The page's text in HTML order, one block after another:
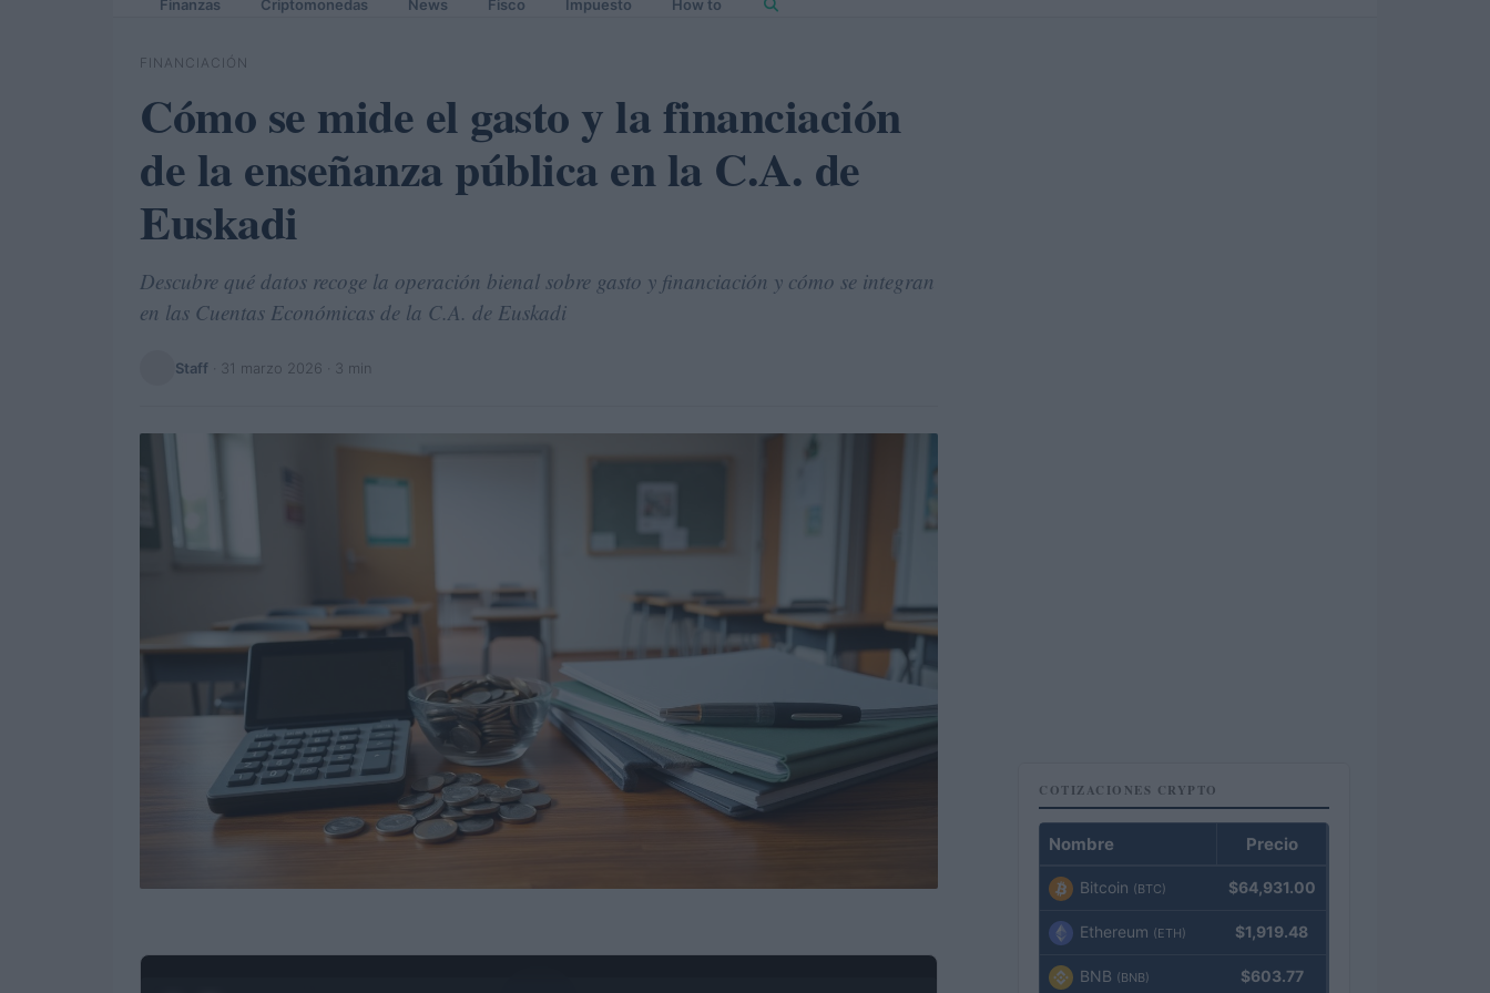
Finanzas Criptomonedas News Fisco Impuesto How to
FINANCIACIÓN
Cómo se mide el gasto y la financiación
de la enseñanza pública en la C.A. de
Euskadi
Descubre qué datos recoge la operación bienal sobre gasto y financiación y cómo se integran
en las Cuentas Económicas de la C.A. de Euskadi
Staff 31 marzo 2026 · 3 min
COTIZACIONES CRYPTO
Nombre Precio
Bitcoin (BTC) $64,931.00
Ethereum (ETH) $1,919.48
BNB (BNB) $603.77